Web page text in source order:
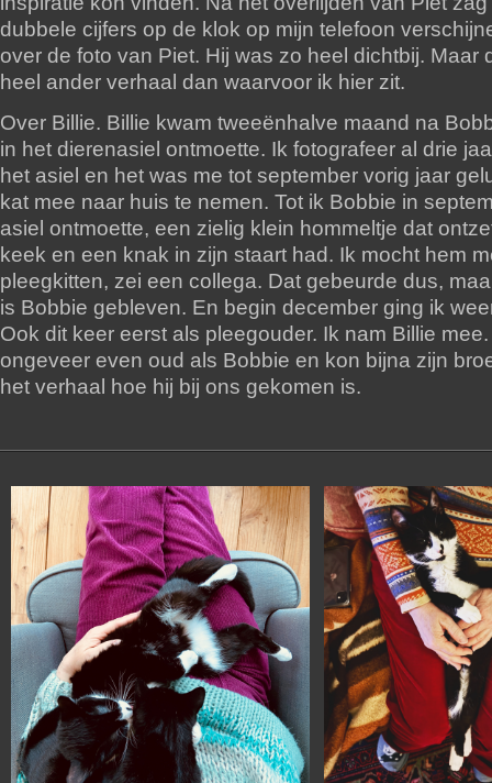
dubbele cijfers op de klok op mijn telefoon
over de foto van Piet. Hij was zo heel dichtbij. Maar
heel ander verhaal dan waarvoor ik hier zit.
Over Billie. Billie kwam tweeënhalve maand na
in het dierenasiel ontmoette. Ik fotografeer al drie
het asiel en het was me tot september vorig jaar
kat mee naar huis te nemen. Tot ik Bobbie in
asiel ontmoette, een zielig klein hommeltje dat
keek en een knak in zijn staart had. Ik mocht hem
pleegkitten, zei een collega. Dat gebeurde dus,
is Bobbie gebleven. En begin december ging ik
Ook dit keer eerst als pleegouder. Ik nam Billie
ongeveer even oud als Bobbie en kon bijna zijn
het verhaal hoe hij bij ons gekomen is.